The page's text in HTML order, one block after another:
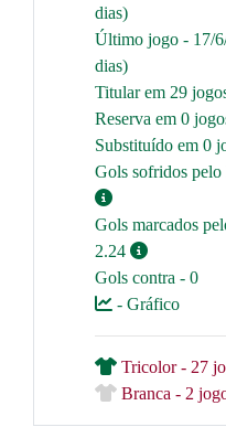
dias)
Último jogo - 17/
dias)
Titular em 29
Reserva em 0
Substituído em 0
Gols sofridos
Gols marcados
2.24
Gols contra - 0
- Gráfico
Tricolor - 27
Branca - 2